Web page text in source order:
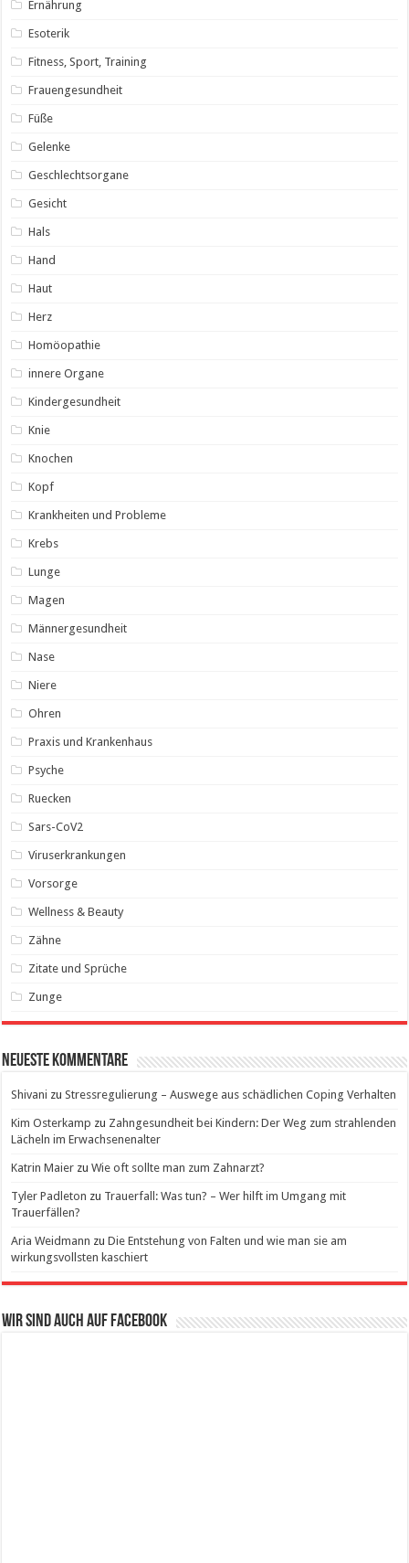
Ernährung
Esoterik
Fitness, Sport, Training
Frauengesundheit
Füße
Gelenke
Geschlechtsorgane
Gesicht
Hals
Hand
Haut
Herz
Homöopathie
innere Organe
Kindergesundheit
Knie
Knochen
Kopf
Krankheiten und Probleme
Krebs
Lunge
Magen
Männergesundheit
Nase
Niere
Ohren
Praxis und Krankenhaus
Psyche
Ruecken
Sars-CoV2
Viruserkrankungen
Vorsorge
Wellness & Beauty
Zähne
Zitate und Sprüche
Zunge
Neueste Kommentare
Shivani zuStressregulierung – Auswege aus schädlichen Coping Verhalten
Kim Osterkamp zu Zahngesundheit bei Kindern: Der Weg zum strahlenden
Lächeln im Erwachsenenalter
Katrin Maier zuWie oft sollte man zum Zahnarzt?
Tyler Padleton zu Trauerfall: Was tun? – Wer hilft im Umgang mit
Trauerfällen?
Aria Weidmann zuDie Entstehung von Falten und wie man sie am
wirkungsvollsten kaschiert
Wir sind auch auf Facebook